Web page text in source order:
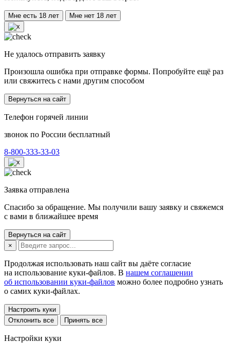
Мне есть 18 лет Мне нет 18 лет
Не удалось отправить заявку
Произошла ошибка при отправке формы. Попробуйте ещё раз
или свяжитесь с нами другим способом
Вернуться на сайт
Телефон горячей линии
звонок по России бесплатный
8-800-333-33-03
Заявка отправлена
Спасибо за обращение. Мы получили вашу заявку и свяжемся
с вами в ближайшее время
Вернуться на сайт
×
Продолжая использовать наш сайт вы даёте согласие
на использование куки-файлов. В нашем соглашении
об использовании куки-файлов можно более подробно узнать
о самих куки-файлах.
Настроить куки
Отклонить все
Принять все
Настройки куки